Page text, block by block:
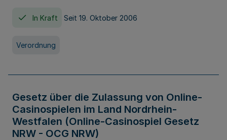
In Kraft Seit 19. Oktober 2006
Verordnung
Gesetz über die Zulassung von Online-
Casinospielen im Land Nordrhein-
Westfalen (Online-Casinospiel Gesetz
NRW - OCG NRW)